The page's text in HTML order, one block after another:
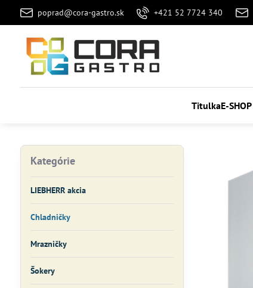
poprad@cora-gastro.sk +421 52 7724 340
TitulkaE-SHOP
Kategórie
LIEBHERR akcia
Chladničky
Mrazničky
Šokery